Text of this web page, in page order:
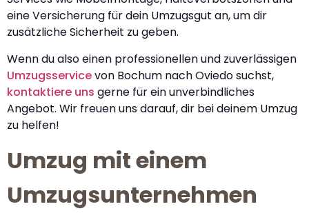
eine Versicherung für dein Umzugsgut an, um dir
zusätzliche Sicherheit zu geben.
Wenn du also einen professionellen und zuverlässigen
Umzugsservicevon Bochum nach Oviedo suchst,
kontaktiere uns gerne für ein unverbindliches
Angebot. Wir freuen uns darauf, dir bei deinem Umzug
zu helfen!
Umzug mit einem
Umzugsunternehmen